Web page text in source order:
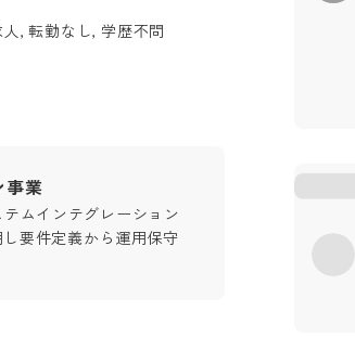
, 転勤なし, 学歴不問
事業
ムインテグレーション
要件定義から運用保守